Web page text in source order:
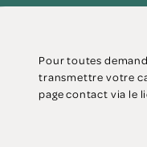
Pour toutes
transmettre votre
page contact via le